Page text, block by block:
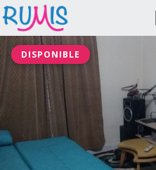
DISPONIBLE